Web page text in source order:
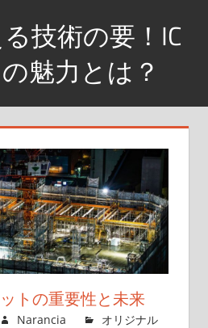
技術の要！IC
魅力とは？
トの重要性と未来
Narancia
オリジナル